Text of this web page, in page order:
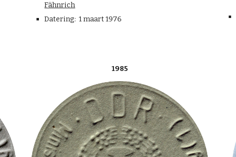
Fähnrich
Datering: 1 maart 1976
1985